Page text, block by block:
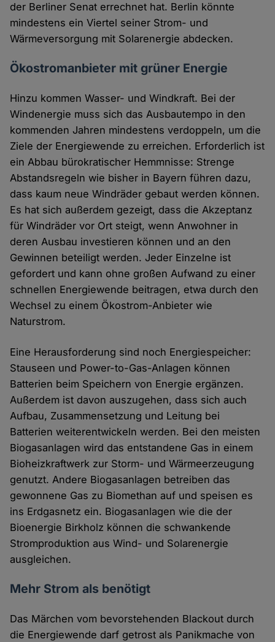
der Berliner Senat errechnet hat. Berlin könnte
mindestens ein Viertel seiner Strom- und
Wärmeversorgung mit Solarenergie abdecken.
Ökostromanbieter mit grüner Energie
Hinzu kommen Wasser- und Windkraft. Bei der
Windenergie muss sich das Ausbautempo in den
kommenden Jahren mindestens verdoppeln, um die
Ziele der Energiewende zu erreichen. Erforderlich ist
ein Abbau bürokratischer Hemmnisse: Strenge
Abstandsregeln wie bisher in Bayern führen dazu,
dass kaum neue Windräder gebaut werden können.
Es hat sich außerdem gezeigt, dass die Akzeptanz
für Windräder vor Ort steigt, wenn Anwohner in
deren Ausbau investieren können und an den
Gewinnen beteiligt werden. Jeder Einzelne ist
gefordert und kann ohne großen Aufwand zu einer
schnellen Energiewende beitragen, etwa durch den
Wechsel zu einem Ökostrom-Anbieter wie
Naturstrom.
Eine Herausforderung sind noch Energiespeicher:
Stauseen und Power-to-Gas-Anlagen können
Batterien beim Speichern von Energie ergänzen.
Außerdem ist davon auszugehen, dass sich auch
Aufbau, Zusammensetzung und Leitung bei
Batterien weiterentwickeln werden. Bei den meisten
Biogasanlagen wird das entstandene Gas in einem
Bioheizkraftwerk zur Storm- und Wärmeerzeugung
genutzt. Andere Biogasanlagen betreiben das
gewonnene Gas zu Biomethan auf und speisen es
ins Erdgasnetz ein. Biogasanlagen wie die der
Bioenergie Birkholz können die schwankende
Stromproduktion aus Wind- und Solarenergie
ausgleichen.
Mehr Strom als benötigt
Das Märchen vom bevorstehenden Blackout durch
die Energiewende darf getrost als Panikmache von